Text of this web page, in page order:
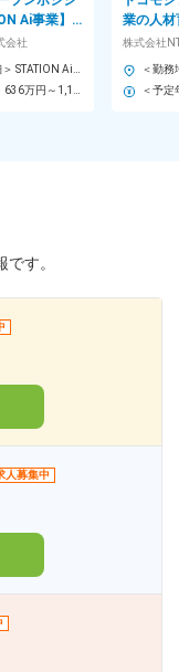
Ai事業】
ープンイノ
【K】
会社
業の人材
行支援◆
SEB003
株式会社
す。
人募集中